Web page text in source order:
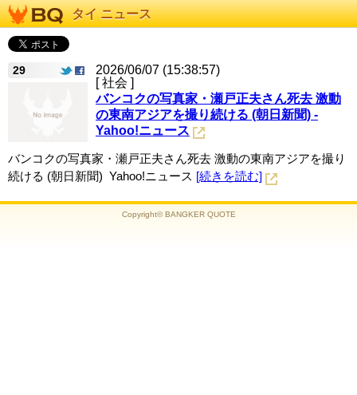
タイ ニュース
29
2026/06/07 (15:38:57)
[ 社会 ]
バンコクの写真家・瀬戸正夫さん死去 激動
の東南アジアを撮り続ける (朝日新聞) -
Yahoo!ニュース
バンコクの写真家・瀬戸正夫さん死去 激動の東南アジアを撮り
続ける (朝日新聞) Yahoo!ニュース [続きを読む]
Copyright© BANGKER QUOTE